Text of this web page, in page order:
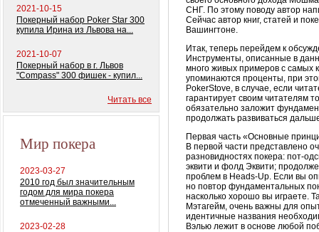
2021-10-15
Покерный набор Poker Star 300
купила Ирина из Львова на...
2021-10-07
Покерный набор в г. Львов
"Compass" 300 фишек - купил...
Читать все
Мир покера
2023-03-27
2010 год был значительным
годом для мира покера
отмеченный важными...
2023-02-28
СНГ. По этому поводу автор
Сейчас автор книг, статей и
Вашингтоне.
Итак, теперь перейдем к
Инструменты, описанные в
много живых примеров с самых
упоминаются проценты, при
PokerStove, в случае, если
гарантирует своим читателям
обязательно заложит
продолжать развиваться
Первая часть «Основные
В первой части представлено
разновидностях покера: пот-
эквити и фолд Эквити;
проблем в Heads-Up. Если вы
но повтор фундаментальных
насколько хорошо вы играете.
Мэтагейм, очень важны для
идентичные названия
Вэлью лежит в основе любой